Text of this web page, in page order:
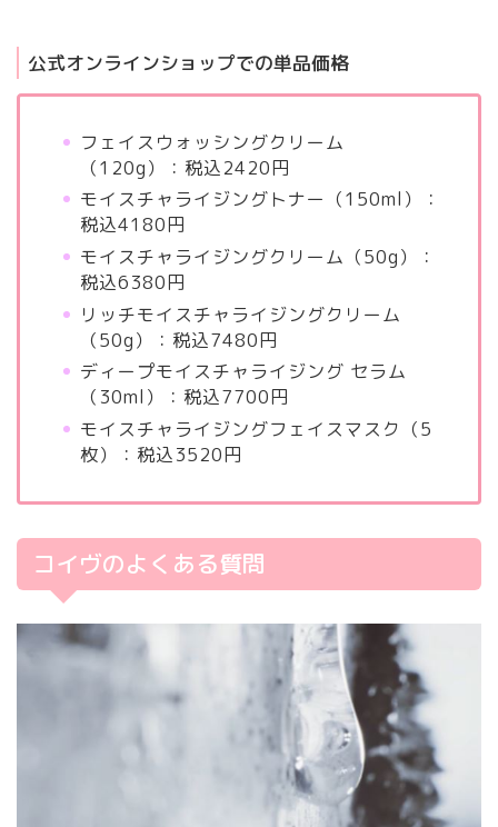
公式オンラインショップでの単品価格
フェイスウォッシングクリーム
（120g）：税込2420円
モイスチャライジングトナー（150ml）：
税込4180円
モイスチャライジングクリーム（50g）：
税込6380円
リッチモイスチャライジングクリーム
（50g）：税込7480円
ディープモイスチャライジング セラム
（30ml）：税込7700円
モイスチャライジングフェイスマスク（5
枚）：税込3520円
コイヴのよくある質問